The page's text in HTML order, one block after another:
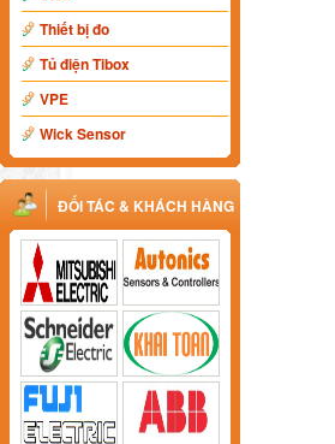
Thiết bị đo
Tủ điện Tibox
VPE
Wick Sensor
ĐỐI TÁC & KHÁCH HÀNG